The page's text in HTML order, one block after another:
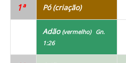
1ª Pó (criação)
Adão (vermelho) Gn.
1:26